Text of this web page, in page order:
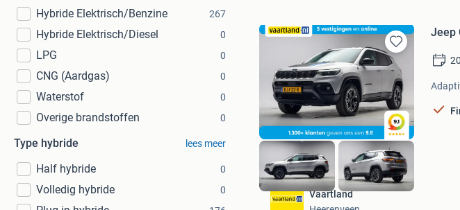
Hybride Elektrisch/Benzine 267
Hybride Elektrisch/Diesel 0
LPG 0
CNG (Aardgas) 0
Waterstof 0
Overige brandstoffen 0
Type hybride lees meer
Half hybride 0
Volledig hybride 0
Bewaren
in
Mijn
Favorieten
Jeep
Vaartland